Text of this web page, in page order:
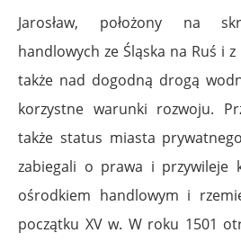
Jarosław, położony na
handlowych ze Śląska na Ruś i
także nad dogodną drogą
korzystne warunki rozwoju.
także status miasta
zabiegali o prawa i przywileje
ośrodkiem handlowym i
początku XV w. W roku 1501